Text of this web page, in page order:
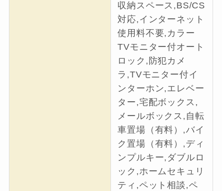
収納スペース,BS/CS
対応,インターネット
使用料不要,カラー
TVモニター付オート
ロック,防犯カメ
ラ,TVモニター付イ
ンターホン,エレベー
ター,宅配ボックス,
メールボックス,自転
車置場（有料）,バイ
ク置場（有料）,ディ
ンプルキー,ダブルロ
ック,ホームセキュリ
ティ,ペット相談,ペ